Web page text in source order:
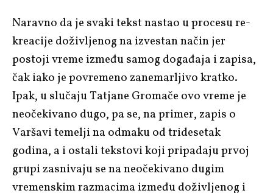
Naravno da je svaki tekst nastao u procesu re-
kreacije doživljenog na izvestan način jer
postoji vreme između samog događaja i zapisa,
čak iako je povremeno zanemarljivo kratko.
Ipak, u slučaju Tatjane Gromače ovo vreme je
neočekivano dugo, pa se, na primer, zapis o
Varšavi temelji na odmaku od tridesetak
godina, a i ostali tekstovi koji pripadaju prvoj
grupi zasnivaju se na neočekivano dugim
vremenskim razmacima između doživljenog i